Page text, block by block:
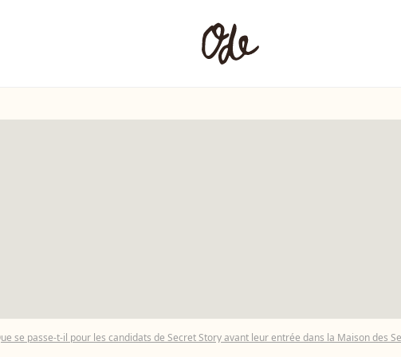
se passe-t-il pour les candidats de Secret Story avant leur entrée dans la Maison des Secrets ?